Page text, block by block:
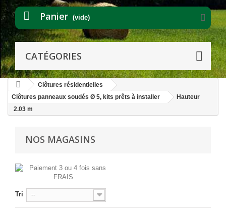
Panier (vide)
CATÉGORIES
Clôtures résidentielles
Clôtures panneaux soudés Ø 5, kits prêts à installer
Hauteur
2.03 m
NOS MAGASINS
Tri --